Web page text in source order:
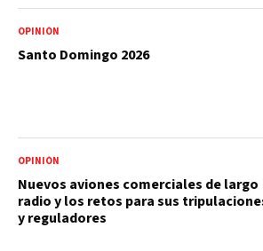
OPINIÓN
Santo Domingo 2026
OPINIÓN
Nuevos aviones comerciales de largo
radio y los retos para sus
y reguladores